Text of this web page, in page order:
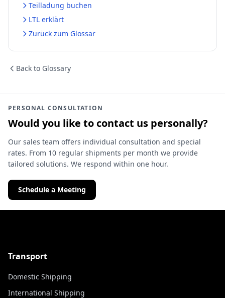
Teilladung buchen
LTL erklärt
Zurück zum Glossar
Back to Glossary
PERSONAL CONSULTATION
Would you like to contact us personally?
Our sales team offers individual consultation and special
rates. From 10 regular shipments per month we provide
tailored solutions. We respond within one hour.
Schedule a Meeting
Transport
Domestic Shipping
International Shipping